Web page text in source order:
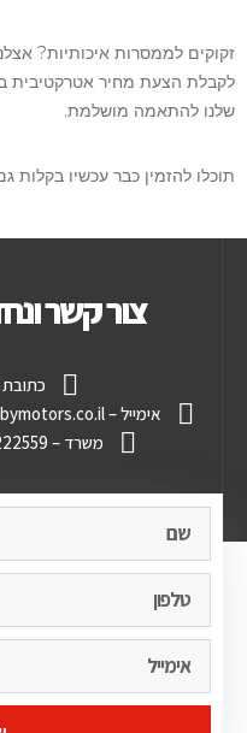
זקוקים לממסרות איכותיות?
לקבלת הצעת מחיר אטרקטיבית
שלנו להתאמה מושלמת.
תוכלו להזמין כבר עכשיו בקלות
צור קשר
כתובת :
אימייל – david@dbymotors.co.il
משרד – 08-9222559